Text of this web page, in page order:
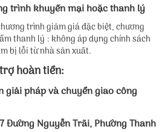
trình khuyến mại hoặc thanh lý
trình giảm giá đặc biệt, chương
thanh lý : không áp dụng chính sách
bị lỗi từ nhà sản xuất.
hoàn tiền:
giải pháp và chuyển giao công
Đường Nguyễn Trãi, Phường Thanh